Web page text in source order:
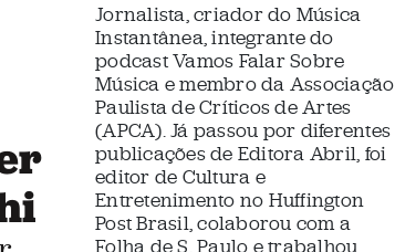
Jornalista, criador do Música
Instantânea, integrante do
podcast Vamos Falar Sobre
Música e membro da Associação
Paulista de Críticos de Artes
(APCA). Já passou por diferentes
publicações de Editora Abril, foi
editor de Cultura e
Entretenimento no Huffington
Post Brasil, colaborou com a
Folha de S. Paulo e trabalhou